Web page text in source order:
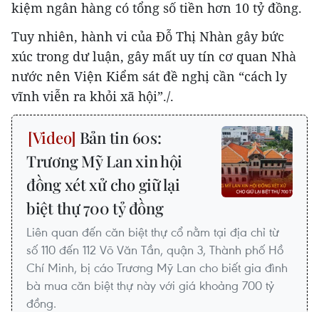
kiệm ngân hàng có tổng số tiền hơn 10 tỷ đồng.
Tuy nhiên, hành vi của Đỗ Thị Nhàn gây bức
xúc trong dư luận, gây mất uy tín cơ quan Nhà
nước nên Viện Kiểm sát đề nghị cần “cách ly
vĩnh viễn ra khỏi xã hội”./.
Bản tin 60s:
Trương Mỹ Lan xin hội
đồng xét xử cho giữ lại
biệt thự 700 tỷ đồng
Liên quan đến căn biệt thự cổ nằm tại địa chỉ từ
số 110 đến 112 Võ Văn Tần, quận 3, Thành phố Hồ
Chí Minh, bị cáo Trương Mỹ Lan cho biết gia đình
bà mua căn biệt thự này với giá khoảng 700 tỷ
đồng.